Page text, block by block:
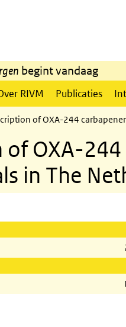
begint vandaag
RIVM Publicaties
of OXA-244
of OXA-
in The